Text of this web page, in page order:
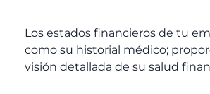
Los estados financieros de tu
como su historial médico;
visión detallada de su salud